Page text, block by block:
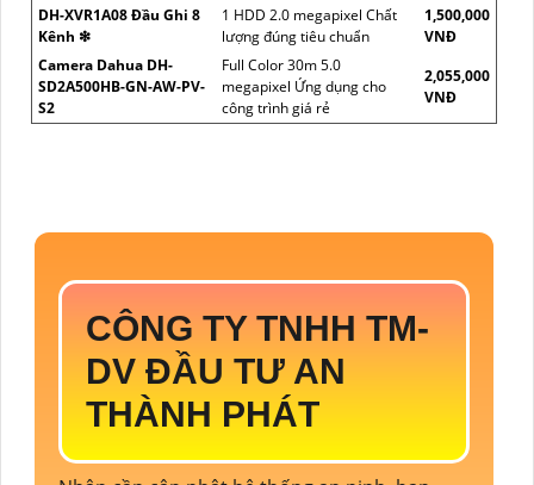
DH-XVR1A08 Đầu Ghi 8
Kênh ❇
1 HDD 2.0 megapixel Chất
lượng đúng tiêu chuẩn
1,500,000
VNĐ
Camera Dahua DH-
SD2A500HB-GN-AW-PV-
S2
Full Color 30m 5.0
megapixel Ứng dụng cho
công trình giá rẻ
2,055,000
VNĐ
CÔNG TY TNHH TM-
DV ĐẦU TƯ AN
THÀNH PHÁT